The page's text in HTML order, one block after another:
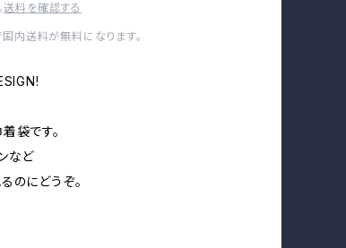
送料を確認する
内送料が無料になります。
袋です。
など
のにどうぞ。